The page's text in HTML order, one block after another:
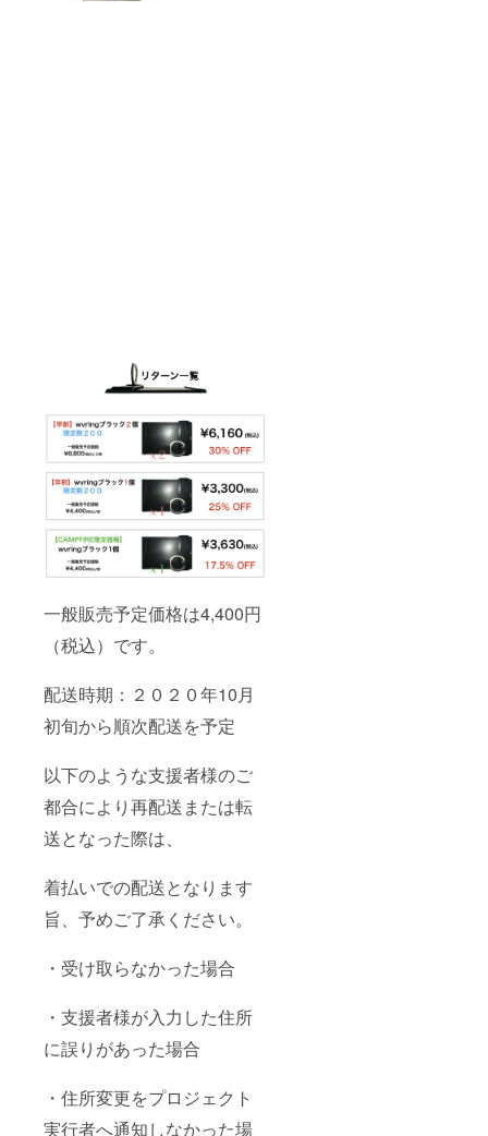
一般販売予定価格は4,400円
（税込）です。
配送時期：２０２０年10月
初旬から順次配送を予定
以下のような支援者様のご
都合により再配送または転
送となった際は、
着払いでの配送となります
旨、予めご了承ください。
・受け取らなかった場合
・支援者様が入力した住所
に誤りがあった場合
・住所変更をプロジェクト
実行者へ通知しなかった場